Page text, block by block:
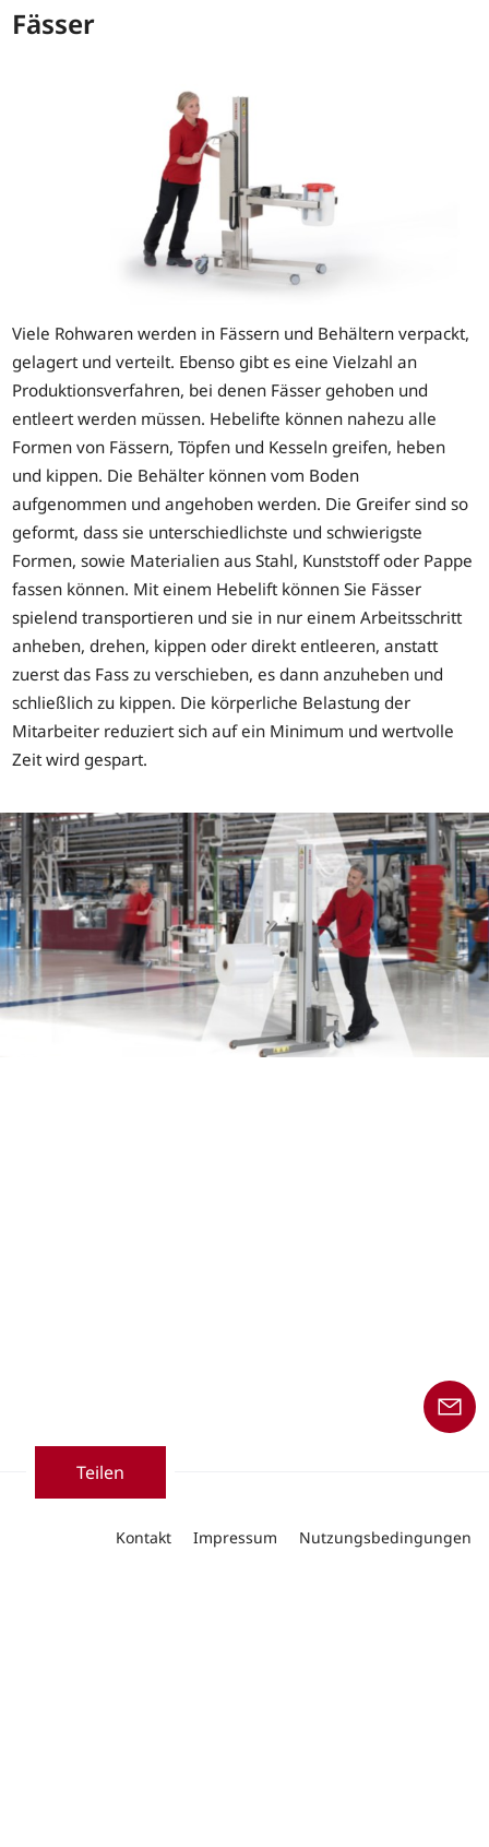
Fässer
Viele Rohwaren werden in Fässern und Behältern verpackt,
gelagert und verteilt. Ebenso gibt es eine Vielzahl an
Produktionsverfahren, bei denen Fässer gehoben und
entleert werden müssen. Hebelifte können nahezu alle
Formen von Fässern, Töpfen und Kesseln greifen, heben
und kippen. Die Behälter können vom Boden
aufgenommen und angehoben werden. Die Greifer sind so
geformt, dass sie unterschiedlichste und schwierigste
Formen, sowie Materialien aus Stahl, Kunststoff oder Pappe
fassen können. Mit einem Hebelift können Sie Fässer
spielend transportieren und sie in nur einem Arbeitsschritt
anheben, drehen, kippen oder direkt entleeren, anstatt
zuerst das Fass zu verschieben, es dann anzuheben und
schließlich zu kippen. Die körperliche Belastung der
Mitarbeiter reduziert sich auf ein Minimum und wertvolle
Zeit wird gespart.
Teilen
Kontakt Impressum
Nutzungsbedingungen